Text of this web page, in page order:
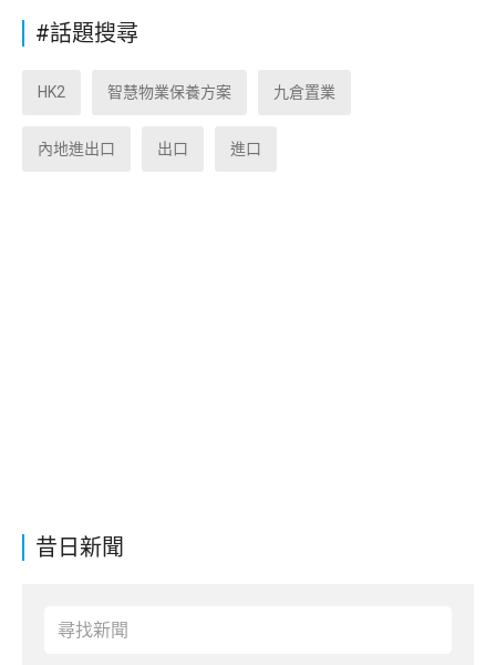
昔日新聞
#話題搜尋
HK2 智慧物業保養方案 九倉置業
內地進出口 出口 進口